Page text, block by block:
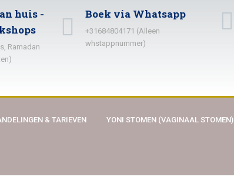
huis -
Ramadan
Boek via Whatsapp
+31684804171 (Alleen
whstappnummer)
& TARIEVEN YONI STOMEN (VAGINAAL STOMEN)